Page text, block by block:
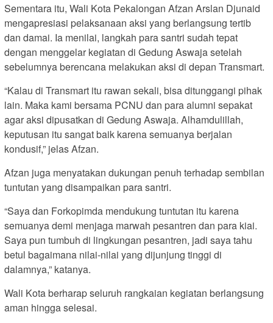
Sementara itu, Wali Kota Pekalongan Afzan Arslan Djunaid
mengapresiasi pelaksanaan aksi yang berlangsung tertib
dan damai. Ia menilai, langkah para santri sudah tepat
dengan menggelar kegiatan di Gedung Aswaja setelah
sebelumnya berencana melakukan aksi di depan Transmart.
“Kalau di Transmart itu rawan sekali, bisa ditunggangi pihak
lain. Maka kami bersama PCNU dan para alumni sepakat
agar aksi dipusatkan di Gedung Aswaja. Alhamdulillah,
keputusan itu sangat baik karena semuanya berjalan
kondusif,” jelas Afzan.
Afzan juga menyatakan dukungan penuh terhadap sembilan
tuntutan yang disampaikan para santri.
“Saya dan Forkopimda mendukung tuntutan itu karena
semuanya demi menjaga marwah pesantren dan para kiai.
Saya pun tumbuh di lingkungan pesantren, jadi saya tahu
betul bagaimana nilai-nilai yang dijunjung tinggi di
dalamnya,” katanya.
Wali Kota berharap seluruh rangkaian kegiatan berlangsung
aman hingga selesai.